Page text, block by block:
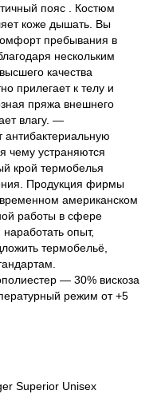
пояс . Костюм
коже дышать. Вы
пребывания в
нескольким
качества
прилегает к телу и
пряжа внешнего
влагу. —
чему устраняются
крой термобелья
Продукция фирмы
американском
работы в сфере
опыт,
термобельё,
— 30% вискоза
режим от +5
Superior Unisex